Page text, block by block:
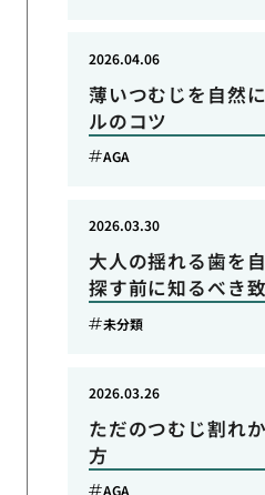
薄いつむじを自然
ルのコツ
2026.04.06
AGA
大人の揺れる歯を
探す前に知るべき
2026.03.30
未分類
ただのつむじ割れ
方
2026.03.26
AGA